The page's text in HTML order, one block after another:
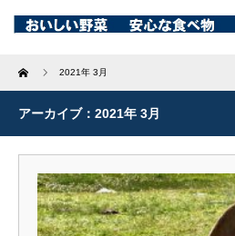
Home 2021年 3月
アーカイブ：2021年 3月